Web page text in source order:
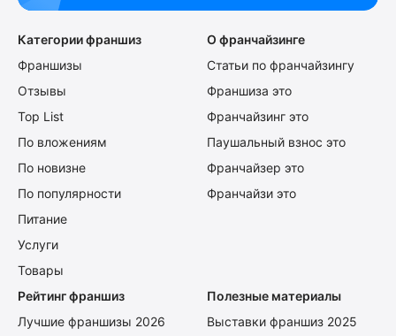
Категории франшиз
Франшизы
Отзывы
Top List
По вложениям
По новизне
По популярности
Питание
Услуги
Товары
О франчайзинге
Статьи по франчайзингу
Франшиза это
Франчайзинг это
Паушальный взнос это
Франчайзер это
Франчайзи это
Рейтинг франшиз
Лучшие франшизы 2026
Полезные материалы
Выставки франшиз 2025